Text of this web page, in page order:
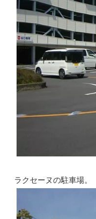
ラクセーヌの駐車場。